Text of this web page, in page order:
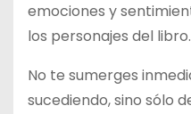
emociones y
los personajes del libro.
No te sumerges
sucediendo, sino sólo